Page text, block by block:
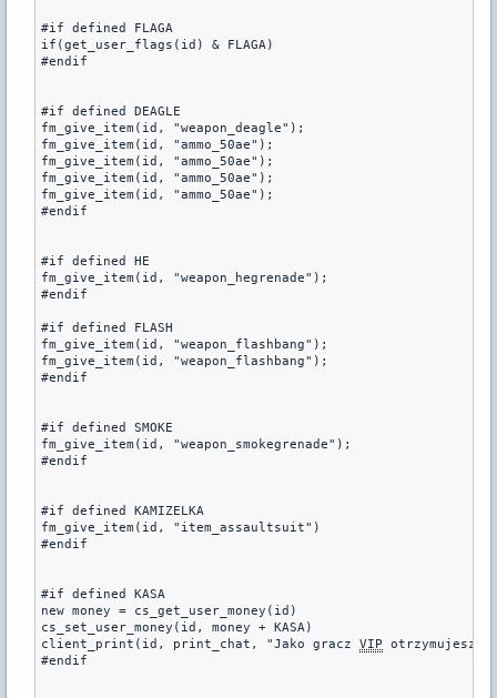
#if defined FLAGA
if(get_user_flags(id) & FLAGA)
#endif
#if defined DEAGLE
fm_give_item(id, "weapon_deagle");
fm_give_item(id, "ammo_50ae");
fm_give_item(id, "ammo_50ae");
fm_give_item(id, "ammo_50ae");
fm_give_item(id, "ammo_50ae");
#endif
#if defined HE
fm_give_item(id, "weapon_hegrenade");
#endif
#if defined FLASH
fm_give_item(id, "weapon_flashbang");
fm_give_item(id, "weapon_flashbang");
#endif
#if defined SMOKE
fm_give_item(id, "weapon_smokegrenade");
#endif
#if defined KAMIZELKA
fm_give_item(id, "item_assaultsuit")
#endif
#if defined KASA
new money = cs_get_user_money(id)
cs_set_user_money(id, money + KASA)
client_print(id, print_chat, "Jako gracz VIP otrzymujesz
#endif